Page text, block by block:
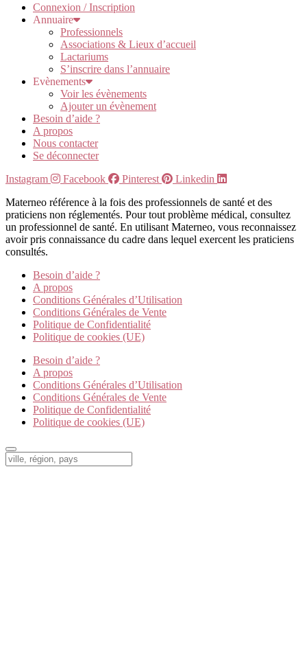
Connexion / Inscription
Annuaire
Professionnels
Associations & Lieux d’accueil
Lactariums
S’inscrire dans l’annuaire
Evènements
Voir les évènements
Ajouter un évènement
Besoin d’aide ?
A propos
Nous contacter
Se déconnecter
Instagram
Facebook Pinterest
Linkedin
Materneo référence à la fois des professionnels de santé et des
praticiens non réglementés. Pour tout problème médical, consultez
un professionnel de santé. En utilisant Materneo, vous reconnaissez
avoir pris connaissance du cadre dans lequel exercent les praticiens
consultés.
Besoin d’aide ?
A propos
Conditions Générales d’Utilisation
Conditions Générales de Vente
Politique de Confidentialité
Politique de cookies (UE)
Besoin d’aide ?
A propos
Conditions Générales d’Utilisation
Conditions Générales de Vente
Politique de Confidentialité
Politique de cookies (UE)